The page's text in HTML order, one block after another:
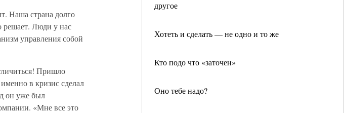
другое
Хотеть и сделать — не одно и то же
Кто подо что «заточен»
Оно тебе надо?
Наша страна долго
решает. Люди у нас
управления собой
Пришло
в кризис сделал
он уже был
«Мне все это